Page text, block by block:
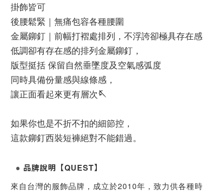
掛飾皆可
後腰鬆緊｜無痛包容各種腰圍
金屬鉚釘｜前幅打褶處排列，不浮誇卻極具存在感
低調卻有存在感的排列金屬鉚釘，
版型挺括 保留自然垂墜度及空氣感弧度
同時具備份量感與線條感，
讓正面看起來更有層次🪡
如果你也是不折不扣的細節控，
這款鉚釘西裝短褲絕對不能錯過。
● 品牌說明 【QUEST】
來自台灣的服飾品牌， 成立於2010年，致力供各種時